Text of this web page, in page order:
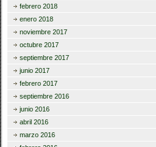
febrero 2018
enero 2018
noviembre 2017
octubre 2017
septiembre 2017
junio 2017
febrero 2017
septiembre 2016
junio 2016
abril 2016
marzo 2016